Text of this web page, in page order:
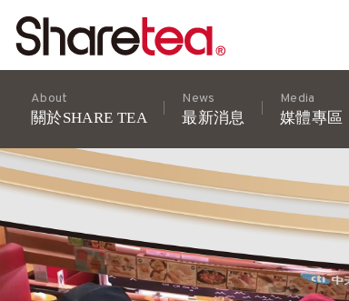
About
關於SHARE TEA
News
最新消息
Media
媒體專區